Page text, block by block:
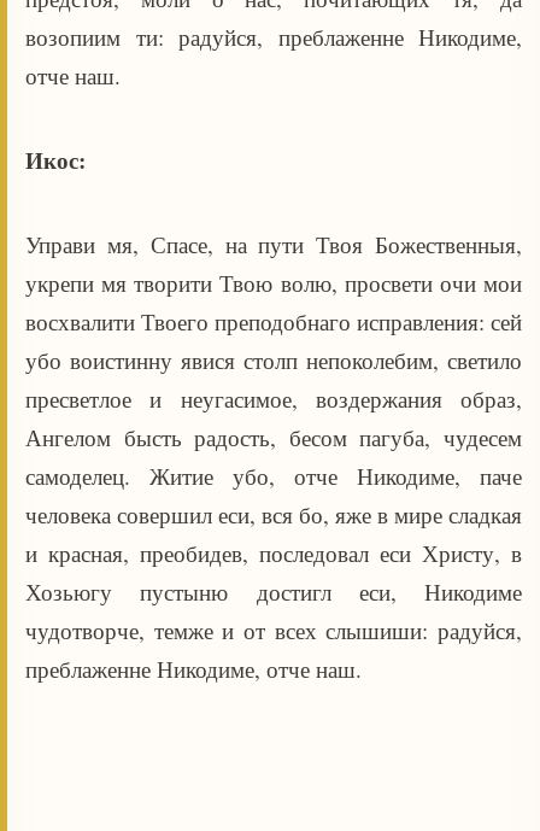
возопиим ти: радуйся, преблаженне Никодиме,
отче наш.
Икос:
Управи мя, Спасе, на пути Твоя Божественныя,
укрепи мя творити Твою волю, просвети очи мои
восхвалити Твоего преподобнаго исправления: сей
убо воистинну явися столп непоколебим, светило
пресветлое и неугасимое, воздержания образ,
Ангелом бысть радость, бесом пагуба, чудесем
самоделец. Житие убо, отче Никодиме, паче
человека совершил еси, вся бо, яже в мире сладкая
и красная, преобидев, последовал еси Христу, в
Хозьюгу пустыню достигл еси, Никодиме
чудотворче, темже и от всех слышиши: радуйся,
преблаженне Никодиме, отче наш.